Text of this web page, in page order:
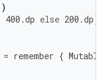
400.dp else 200.dp)
= remember {